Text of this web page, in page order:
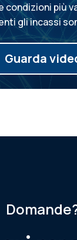
condizioni più
gli incassi
Guarda